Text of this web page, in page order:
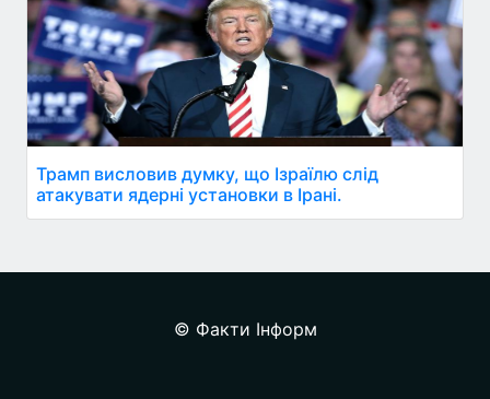
Трамп висловив думку, що Ізраїлю слід
атакувати ядерні установки в Ірані.
© Факти Інформ